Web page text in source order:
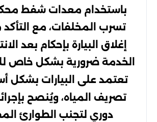
باستخدام معدات شفط
تسرب المخلفات، مع التأكد
إغلاق البيارة بإحكام بعد
الخدمة ضرورية بشكل خاص
تعتمد على البيارات بشكل
تصريف المياه، ويُنصح
دوري لتجنب الطوارئ